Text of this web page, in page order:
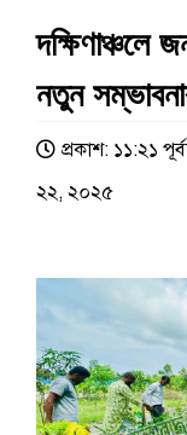
দক্ষিণাঞ্চলে
নতুন
প্রকাশ: ১১:২১
২২, ২০২৫